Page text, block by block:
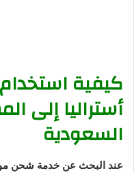
كيفية
أستراليا إلى
السعودية
عند البحث عن خدمة شحن